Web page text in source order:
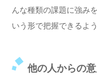
んな種類の課題に強み
いう形で把握できるよ
他の人からの